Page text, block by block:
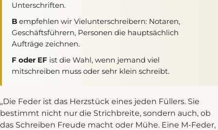
Unterschriften.
B empfehlen wir Vielunterschreibern: Notaren,
Geschäftsführern, Personen die hauptsächlich
Aufträge zeichnen.
F oder EF ist die Wahl, wenn jemand viel
mitschreiben muss oder sehr klein schreibt.
Die Feder ist das Herzstück eines jeden Füllers. Sie
bestimmt nicht nur die Strichbreite, sondern auch, ob
das Schreiben Freude macht oder Mühe. Eine M-Feder,